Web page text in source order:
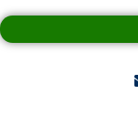
Skip
to